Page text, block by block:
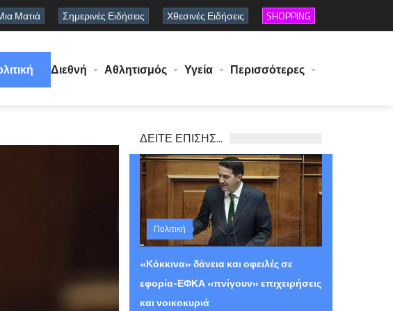
Ματιά Σημερινές Ειδήσεις Χθεσινές Ειδήσεις SHOPPING
Διεθνή Αθλητισμός Υγεία Περισσότερες
ΔΕΙΤΕ ΕΠΙΣΗΣ...
Πολιτική
Πέμπτη 06 Αυγούστου 2026 12:29
«Κόκκινα» δάνεια και οφειλές σε
εφορία-ΕΦΚΑ «πνίγουν» επιχειρήσεις
και νοικοκυριά